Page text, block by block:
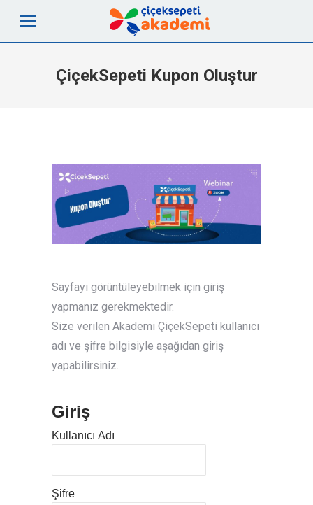
ÇiçekSepeti Kupon Oluştur
Sayfayı görüntüleyebilmek için giriş
yapmanız gerekmektedir.
Size verilen Akademi ÇiçekSepeti kullanıcı
adı ve şifre bilgisiyle aşağıdan giriş
yapabilirsiniz.
Giriş
Kullanıcı Adı
Şifre